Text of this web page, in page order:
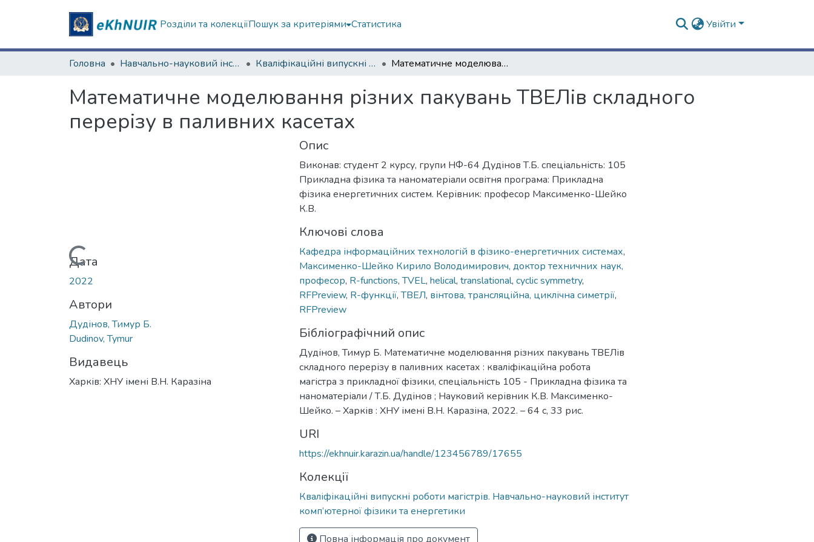
Розділи та колекціїПошук за критеріями Статистика Увійти
Головна Навчально-науковий інститут комп’ютерної фізики та енергетики (Фізико-енергетичний факультет) Кваліфікаційні випускні роботи магістрів. Навчально-науковий інститут комп’ютерної фізики та енергетики Математичне моделювання різних пакувань ТВЕЛів складного перерізу в паливних касетах
Математичне моделювання різних пакувань ТВЕЛів складного
перерізу в паливних касетах
Вантажиться...
Дата
2022
Автори
Дудінов, Тимур Б.
Dudinov, Tymur
Видавець
Харків: ХНУ імені В.Н. Каразіна
Опис
Виконав: студент 2 курсу, групи НФ-64 Дудінов Т.Б. спеціальність: 105
Прикладна фізика та наноматеріали освітня програма: Прикладна
фізика енергетичних систем. Керівник: професор Максименко-Шейко
К.В.
Ключові слова
Кафедра інформаційних технологій в фізико-енергетичних системах,
Максименко-Шейко Кирило Володимирович, доктор техничних наук,
професор, R-functions,TVEL, helical, translational, cyclic symmetry,
RFPreview, R-функції,ТВЕЛ, вінтова, трансляційна, циклічна симетрії,
RFPreview
Бібліографічний опис
Дудінов, Тимур Б. Математичне моделювання різних пакувань ТВЕЛів
складного перерізу в паливних касетах : кваліфікаційна робота
магістра з прикладної фізики, спеціальність 105 - Прикладна фізика та
наноматеріали / Т.Б. Дудінов ; Науковий керівник К.В. Максименко-
Шейко. – Харків : ХНУ імені В.Н. Каразіна, 2022. – 64 с, 33 рис.
URI
https://ekhnuir.karazin.ua/handle/123456789/17655
Колекції
Кваліфікаційні випускні роботи магістрів. Навчально-науковий інститут
комп’ютерної фізики та енергетики
Повна інформація про документ